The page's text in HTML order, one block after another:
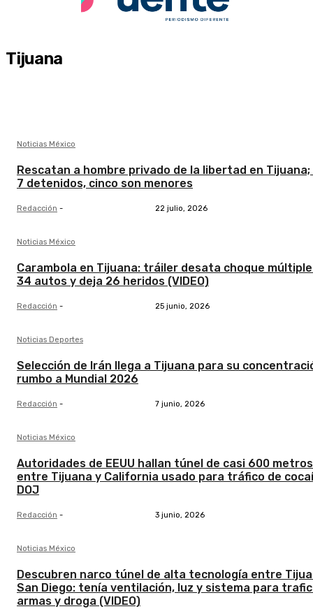
Tijuana
Noticias México
Rescatan a hombre privado de la libertad en Tijuana;
7 detenidos, cinco son menores
Redacción - 22 julio, 2026
Noticias México
Carambola en Tijuana: tráiler desata choque
34 autos y deja 26 heridos (VIDEO)
Redacción - 25 junio, 2026
Noticias Deportes
Selección de Irán llega a Tijuana para su
rumbo a Mundial 2026
Redacción - 7 junio, 2026
Noticias México
Autoridades de EEUU hallan túnel de casi 600 metros
entre Tijuana y California usado para tráfico de
DOJ
Redacción - 3 junio, 2026
Noticias México
Descubren narco túnel de alta tecnología entre
San Diego: tenía ventilación, luz y sistema para
armas y droga (VIDEO)